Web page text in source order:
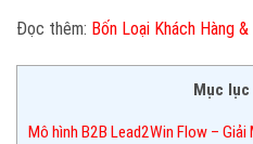
Đọc thêm: Bốn Loại Khách Hàng
Mục lục
Mô hình B2B Lead2Win Flow – Giải